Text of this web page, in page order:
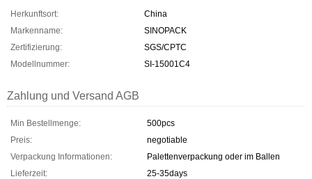
Herkunftsort:
China
Markenname:
SINOPACK
Zertifizierung:
SGS/CPTC
Modellnummer:
SI-15001C4
Zahlung und Versand AGB
Min Bestellmenge:
500pcs
Preis:
negotiable
Verpackung Informationen:
Palettenverpackung oder im Ballen
Lieferzeit:
25-35days